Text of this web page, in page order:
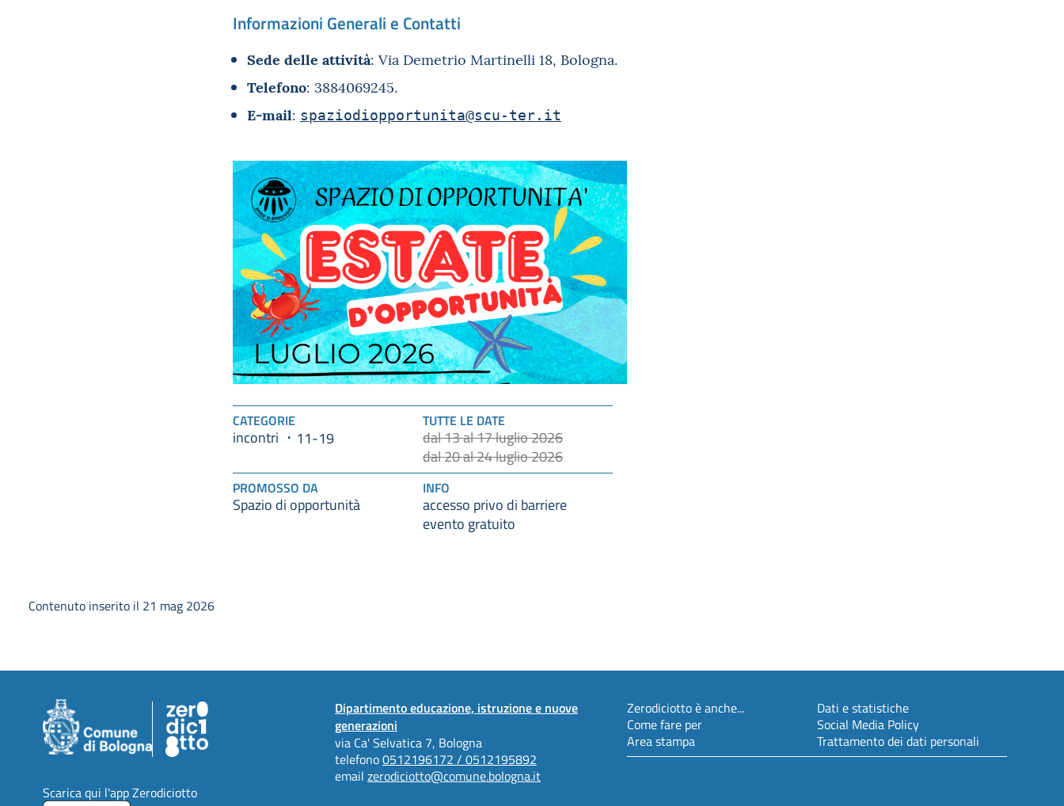
Informazioni Generali e Contatti
Sede delle attività: Via Demetrio Martinelli 18, Bologna.
Telefono: 3884069245.
E-mail: spaziodiopportunita@scu-ter.it
CATEGORIE
incontri 11-19
TUTTE LE DATE
dal 13 al 17 luglio 2026
dal 20 al 24 luglio 2026
PROMOSSO DA
Spazio di opportunità
INFO
accesso privo di barriere
evento gratuito
Contenuto inserito il 21 mag 2026
Dipartimento educazione, istruzione e nuove
generazioni
via Ca' Selvatica 7, Bologna
telefono0512196172 / 0512195892
email zerodiciotto@comune.bologna.it
Zerodiciotto è anche...
Come fare per
Area stampa
Dati e statistiche
Social Media Policy
Trattamento dei dati personali
Scarica qui l'app Zerodiciotto